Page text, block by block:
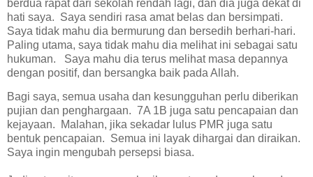
berdua rapat dari sekolah rendah lagi, dan dia juga dekat di
hati saya. Saya sendiri rasa amat belas dan bersimpati.
Saya tidak mahu dia bermurung dan bersedih berhari-hari.
Paling utama, saya tidak mahu dia melihat ini sebagai satu
hukuman. Saya mahu dia terus melihat masa depannya
dengan positif, dan bersangka baik pada Allah.
Bagi saya, semua usaha dan kesungguhan perlu diberikan
pujian dan penghargaan. 7A 1B juga satu pencapaian dan
kejayaan.
Malahan, jika sekadar lulus PMR juga satu
bentuk pencapaian. Semua ini layak dihargai dan diraikan.
Saya ingin mengubah persepsi biasa.